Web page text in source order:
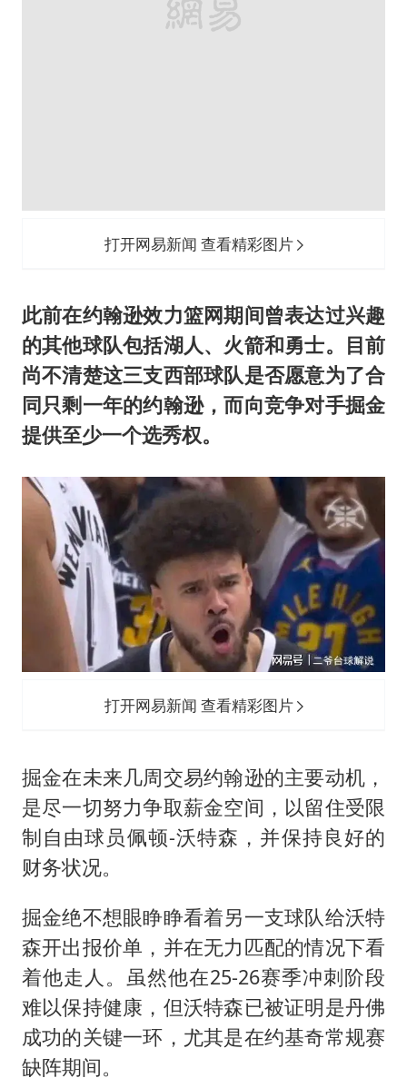
打开网易新闻 查看精彩图片
此前在约翰逊效力篮网期间曾表达过兴趣
的其他球队包括湖人、火箭和勇士。目前
尚不清楚这三支西部球队是否愿意为了合
同只剩一年的约翰逊，而向竞争对手掘金
提供至少一个选秀权。
打开网易新闻 查看精彩图片
掘金在未来几周交易约翰逊的主要动机，
是尽一切努力争取薪金空间，以留住受限
制自由球员佩顿-沃特森，并保持良好的
财务状况。
掘金绝不想眼睁睁看着另一支球队给沃特
森开出报价单，并在无力匹配的情况下看
着他走人。虽然他在25-26赛季冲刺阶段
难以保持健康，但沃特森已被证明是丹佛
成功的关键一环，尤其是在约基奇常规赛
缺阵期间。